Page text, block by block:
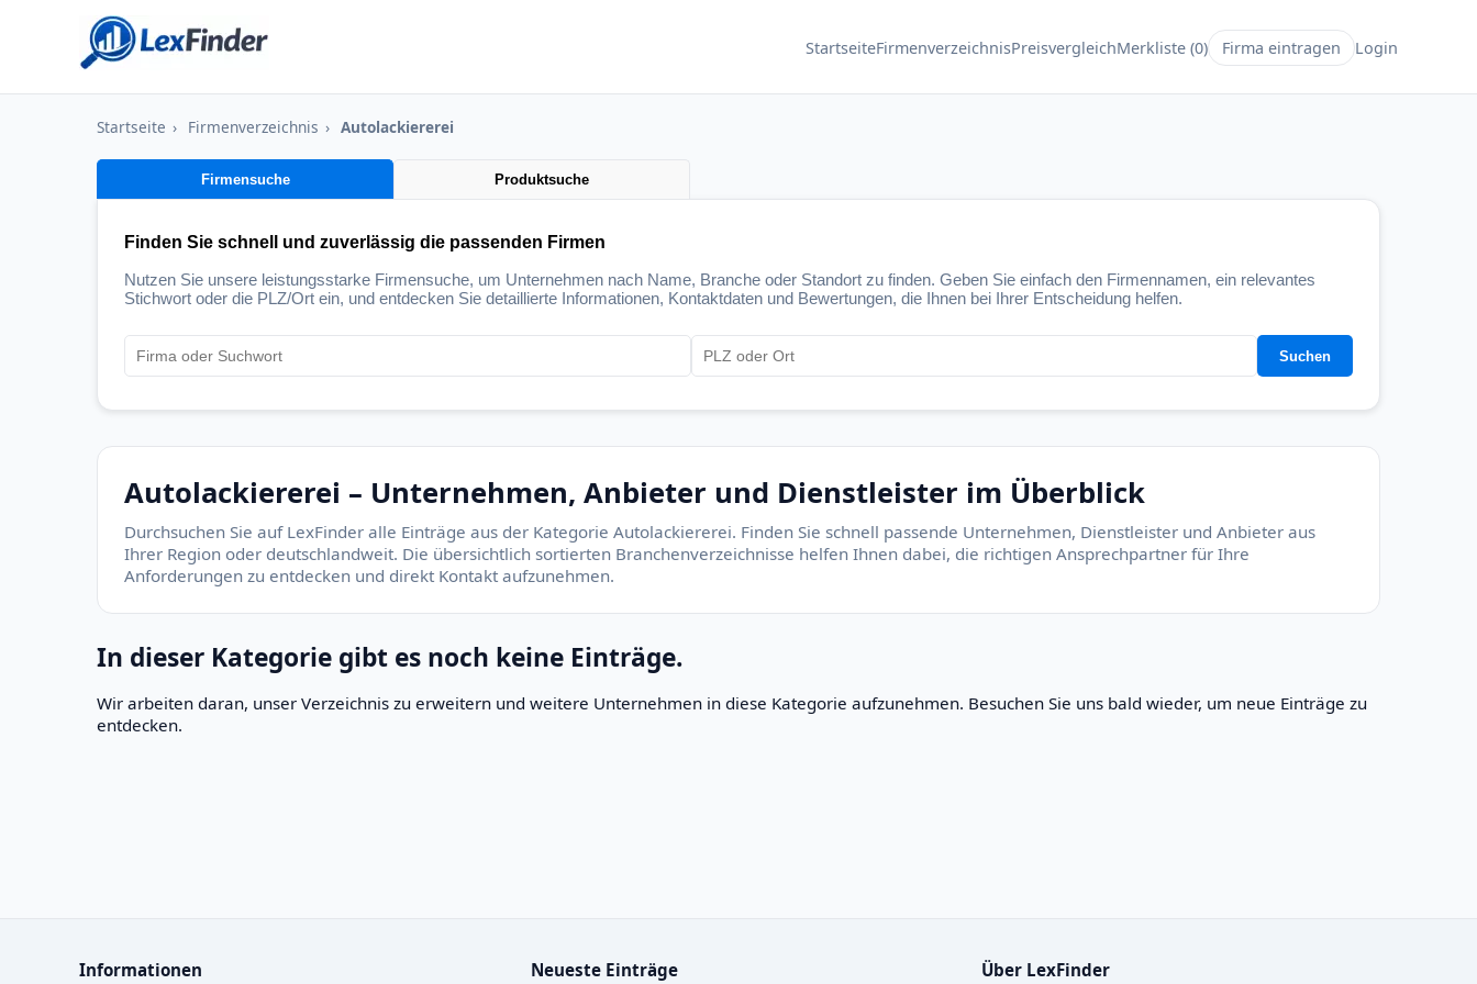
StartseiteFirmenverzeichnisPreisvergleichMerkliste (0) Firma eintragen Login
Startseite › Firmenverzeichnis › Autolackiererei
Firmensuche Produktsuche
Finden Sie schnell und zuverlässig die passenden Firmen
Nutzen Sie unsere leistungsstarke Firmensuche, um Unternehmen nach Name, Branche oder Standort zu finden. Geben Sie einfach den Firmennamen, ein relevantes
Stichwort oder die PLZ/Ort ein, und entdecken Sie detaillierte Informationen, Kontaktdaten und Bewertungen, die Ihnen bei Ihrer Entscheidung helfen.
Suchen
Autolackiererei – Unternehmen, Anbieter und Dienstleister im Überblick
Durchsuchen Sie auf LexFinder alle Einträge aus der Kategorie Autolackiererei. Finden Sie schnell passende Unternehmen, Dienstleister und Anbieter aus
Ihrer Region oder deutschlandweit. Die übersichtlich sortierten Branchenverzeichnisse helfen Ihnen dabei, die richtigen Ansprechpartner für Ihre
Anforderungen zu entdecken und direkt Kontakt aufzunehmen.
In dieser Kategorie gibt es noch keine Einträge.
Wir arbeiten daran, unser Verzeichnis zu erweitern und weitere Unternehmen in diese Kategorie aufzunehmen. Besuchen Sie uns bald wieder, um neue Einträge zu
entdecken.
Informationen Neueste Einträge Über LexFinder